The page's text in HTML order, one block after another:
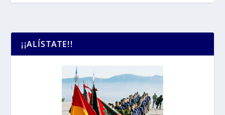
¡¡ALÍSTATE!!